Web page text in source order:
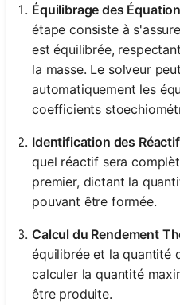
Équilibrage des
étape consiste à
est équilibrée,
la masse. Le solveur
automatiquement les
coefficients
Identification des
quel réactif sera
premier, dictant la
pouvant être formée.
Calcul du Rendement
équilibrée et la quantité
calculer la quantité
être produite.